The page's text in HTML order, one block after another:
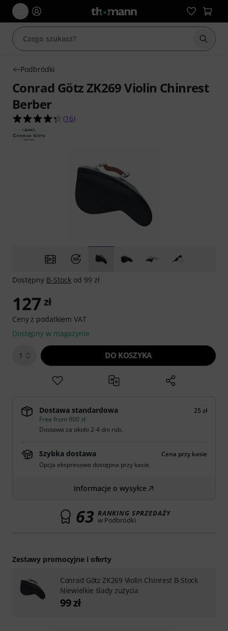
Podbródki
Conrad Götz ZK269 Violin Chinrest
Berber
4.3 na 5 gwiazdek z 16 ocen klientów
(16)
Dostępny B-Stock od 99 zł
127 zł
Ceny z podatkiem VAT
Dostępny w magazynie
1 DO KOSZYKA
Dostawa standardowa
25 zł
Free from 900 zł
Dostawa za około 2-4 dni rob.
Szybka dostawa
Cena przy kasie
Opcja ekspresowa dostępna przy kasie.
Informacje o wysyłce
63 RANKING SPRZEDAŻY
w Podbródki
Zestawy promocyjne i oferty
Conrad Götz ZK269 Violin Chinrest B-Stock
Niewielkie ślady zużycia
99 zł